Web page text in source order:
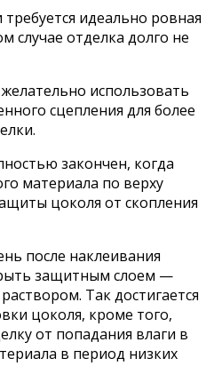
идеально ровная
случае отделка долго не
использовать
сцепления для более
закончен, когда
материала по верху
цоколя от скопления
после наклеивания
защитным слоем —
Так достигается
цоколя, кроме того,
от попадания влаги в
в период низких